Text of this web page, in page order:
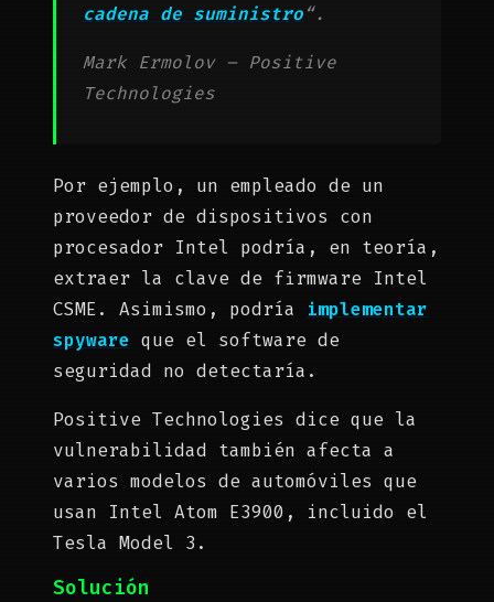
cadena de suministro“.
Mark Ermolov – Positive
Technologies
Por ejemplo, un empleado de un
proveedor de dispositivos con
procesador Intel podría, en teoría,
extraer la clave de firmware Intel
CSME. Asimismo, podría implementar
spyware que el software de
seguridad no detectaría.
Positive Technologies dice que la
vulnerabilidad también afecta a
varios modelos de automóviles que
usan Intel Atom E3900, incluido el
Tesla Model 3.
Solución